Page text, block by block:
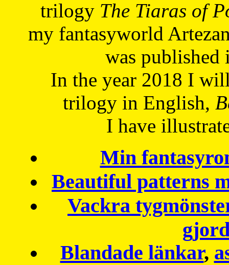
trilogy The Tiaras of
my fantasyworld
was published
In the year 2018 I
trilogy in English,
I have
Min
Beautiful patterns
Vackra
Blandade länkar,